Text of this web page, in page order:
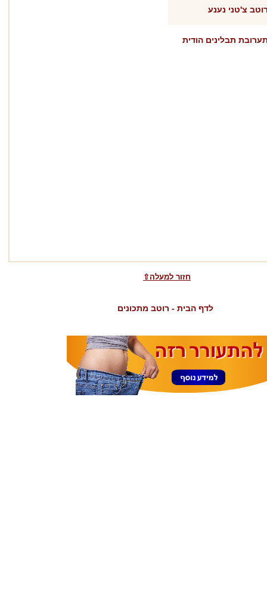
צ'טני נענע
תבלינים הודית
⇧חזור למעלה
לדף הבית - רוטב מתכונים